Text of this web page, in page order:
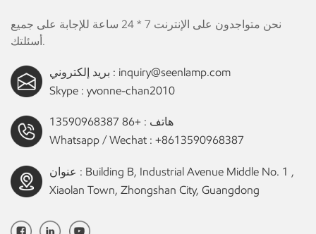
نحن متواجدون على الإنترنت 7 * 24 ساعة للإجابة على جميع
أسئلتك.
بريد إلكتروني : inquiry@seenlamp.com
Skype : yvonne-chan2010
هاتف :+86 13590968387
Whatsapp / Wechat : +8613590968387
عنوان : Building B, Industrial Avenue Middle No. 1 ,
Xiaolan Town, Zhongshan City, Guangdong